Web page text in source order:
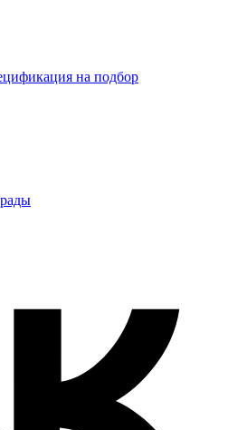
на подбор